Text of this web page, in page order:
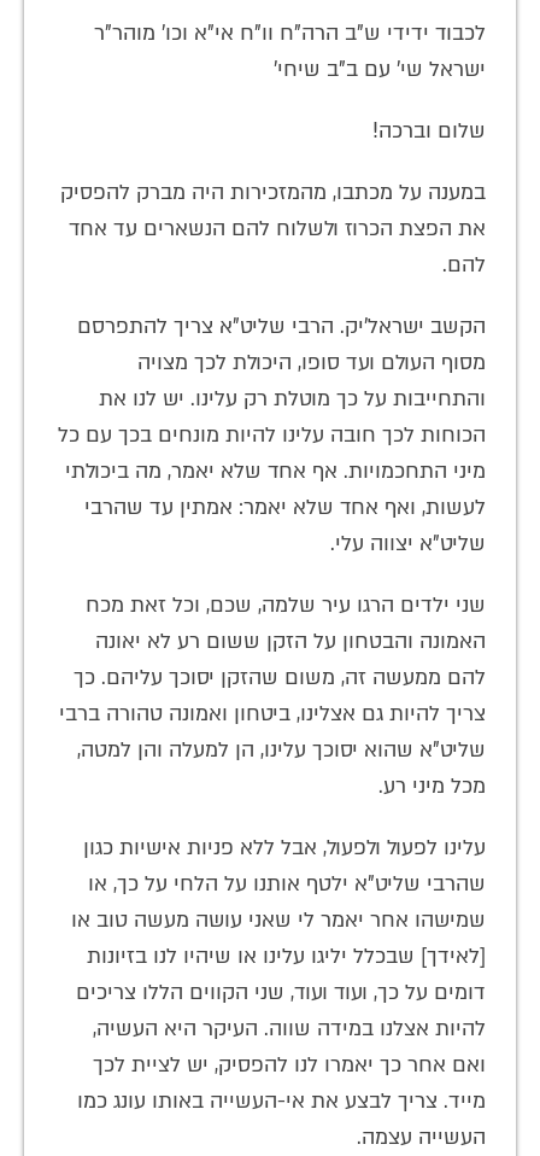
לכבוד ידידי ש"ב הרה"ח וו"ח אי"א וכו' מוהר"ר
ישראל שי' עם ב"ב שיחי'
שלום וברכה!
במענה על מכתבו, מהמזכירות היה מברק להפסיק
את הפצת הכרוז ולשלוח להם הנשארים עד אחד
להם.
הקשב ישראל'יק. הרבי שליט"א צריך להתפרסם
מסוף העולם ועד סופו, היכולת לכך מצויה
והתחייבות על כך מוטלת רק עלינו. יש לנו את
הכוחות לכך חובה עלינו להיות מונחים בכך עם כל
מיני התחכמויות. אף אחד שלא יאמר, מה ביכולתי
לעשות, ואף אחד שלא יאמר: אמתין עד שהרבי
שליט"א יצווה עלי.
שני ילדים הרגו עיר שלמה, שכם, וכל זאת מכח
האמונה והבטחון על הזקן ששום רע לא יאונה
להם ממעשה זה, משום שהזקן יסוכך עליהם. כך
צריך להיות גם אצלינו, ביטחון ואמונה טהורה ברבי
שליט"א שהוא יסוכך עלינו, הן למעלה והן למטה,
מכל מיני רע.
עלינו לפעול ולפעול, אבל ללא פניות אישיות כגון
שהרבי שליט"א ילטף אותנו על הלחי על כך, או
שמישהו אחר יאמר לי שאני עושה מעשה טוב או
[לאידך] שבכלל יליגו עלינו או שיהיו לנו בזיונות
דומים על כך, ועוד ועוד, שני הקווים הללו צריכים
להיות אצלנו במידה שווה. העיקר היא העשיה,
ואם אחר כך יאמרו לנו להפסיק, יש לציית לכך
מייד. צריך לבצע את אי-העשייה באותו עונג כמו
העשייה עצמה.